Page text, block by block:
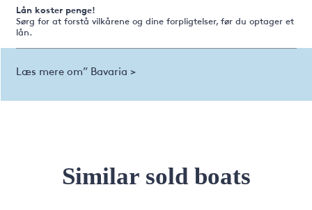
Lån koster penge!
Sørg for at forstå vilkårene og dine forpligtelser, før du optager et
lån.
Læs mere om” Bavaria >
Similar sold boats